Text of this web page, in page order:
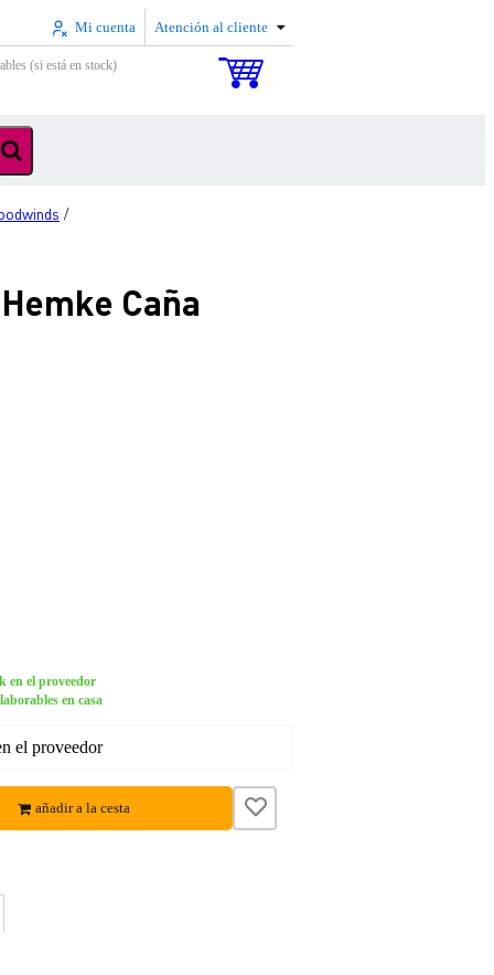
Mi cuenta Atención al cliente
(si está en stock)
/
Caña
en el proveedor
en casa
el proveedor
añadir a la cesta